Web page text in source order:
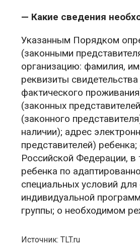
— Какие сведения
Указанным Порядком
(законными
организацию: фамилия,
реквизиты
фактического
(законных
(законного
наличии); адрес
представителей)
Российской Федерации, в
ребенка по
специальных условий для
индивидуальной
группы; о необходимом
Источник: TLT.ru